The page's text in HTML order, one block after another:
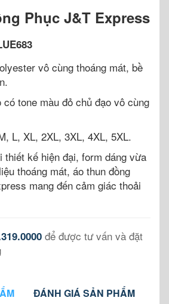
Phục J&T Express
vô cùng thoáng mát, bề
có tone màu đỏ chủ đạo vô cùng
L, XL, 2XL, 3XL, 4XL, 5XL.
thiết kế hiện đại, form dáng vừa
thoáng mát, áo thun đồng
mang đến cảm giác thoải
để được tư vấn và đặt
ĐÁNH GIÁ SẢN PHẨM